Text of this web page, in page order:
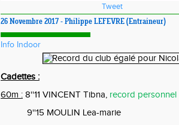
Tweet
26 Novembre 2017 - Philippe LEFEVRE (Entraineur)
Info Indoor
Cadettes :
60m : 8''11 VINCENT Tibna, record personnel
9''15 MOULIN Lea-marie